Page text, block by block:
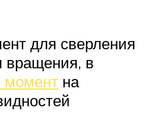
для сверления
вращения, в
момент на